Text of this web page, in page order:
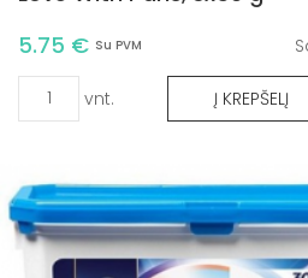
Skalbimo
Baterijos,
Maišeliai,
5.75 € Su PVM
vnt. Į KREPŠELĮ